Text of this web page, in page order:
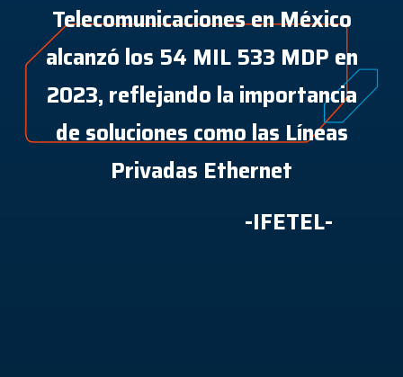
Telecomunicaciones en México
alcanzó los 54 MIL 533 MDP en
2023, reflejando la importancia
de soluciones como las Líneas
Privadas Ethernet
-IFETEL-